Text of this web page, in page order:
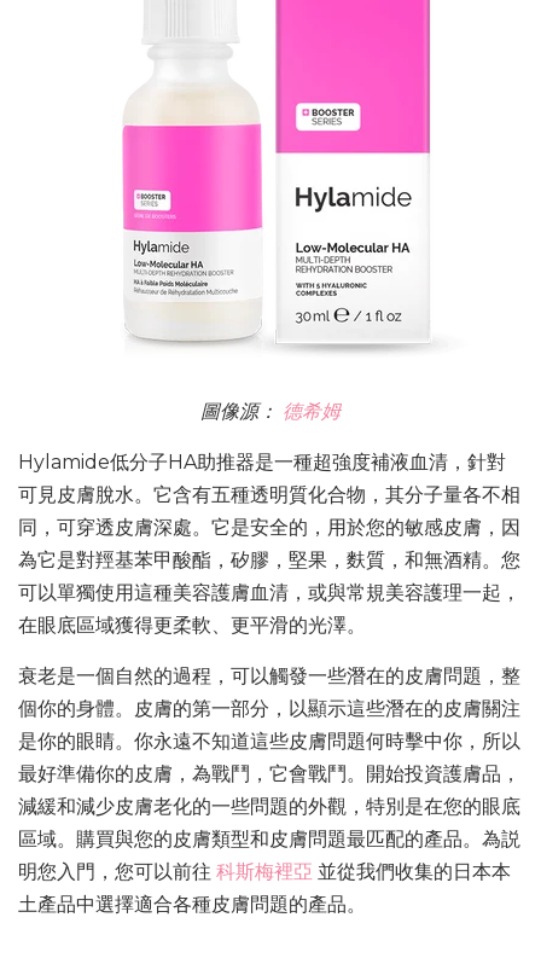
圖像源： 德希姆
Hylamide低分子HA助推器是一種超強度補液血清，針對
可見皮膚脫水。它含有五種透明質化合物，其分子量各不相
同，可穿透皮膚深處。它是安全的，用於您的敏感皮膚，因
為它是對羥基苯甲酸酯，矽膠，堅果，麩質，和無酒精。您
可以單獨使用這種美容護膚血清，或與常規美容護理一起，
在眼底區域獲得更柔軟、更平滑的光澤。
衰老是一個自然的過程，可以觸發一些潛在的皮膚問題，整
個你的身體。皮膚的第一部分，以顯示這些潛在的皮膚關注
是你的眼睛。你永遠不知道這些皮膚問題何時擊中你，所以
最好準備你的皮膚，為戰鬥，它會戰鬥。開始投資護膚品，
減緩和減少皮膚老化的一些問題的外觀，特別是在您的眼底
區域。購買與您的皮膚類型和皮膚問題最匹配的產品。為説
明您入門，您可以前往 科斯梅裡亞 並從我們收集的日本本
土產品中選擇適合各種皮膚問題的產品。